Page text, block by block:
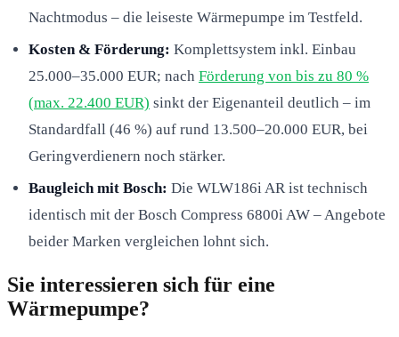
Nachtmodus – die leiseste Wärmepumpe im Testfeld.
Kosten & Förderung: Komplettsystem inkl. Einbau
25.000–35.000 EUR; nach Förderung von bis zu 80 %
(max. 22.400 EUR) sinkt der Eigenanteil deutlich – im
Standardfall (46 %) auf rund 13.500–20.000 EUR, bei
Geringverdienern noch stärker.
Baugleich mit Bosch: Die WLW186i AR ist technisch
identisch mit der Bosch Compress 6800i AW – Angebote
beider Marken vergleichen lohnt sich.
Sie interessieren sich für eine
Wärmepumpe?